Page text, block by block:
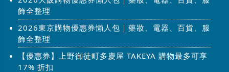
飾全整理
2026東京購物優惠券懶人包｜藥妝、電器、百貨、服
飾全整理
【優惠券】上野御徒町多慶屋 TAKEYA 購物最多可享
17% 折扣